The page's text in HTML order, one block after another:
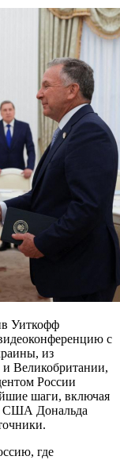
Уиткофф
с
из
Великобритании,
России
шаги, включая
США Дональда
где